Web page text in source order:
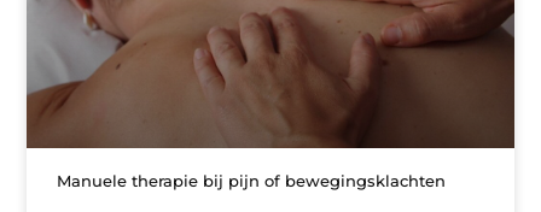
Manuele therapie bij pijn of bewegingsklachten